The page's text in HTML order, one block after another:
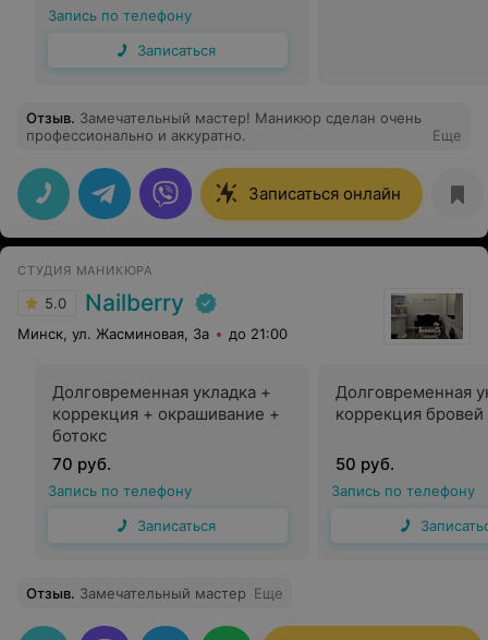
Запись по телефону
Записаться
Отзыв. Замечательный мастер! Маникюр сделан очень
профессионально и аккуратно.
Еще
Записаться онлайн
СТУДИЯ МАНИКЮРА
5.0 Nailberry
Минск, ул. Жасминовая, 3а до 21:00
Долговременная укладка +
коррекция + окрашивание +
ботокс
70 руб.
Запись по телефону
Записаться
Долговременная
коррекция бровей
50 руб.
Запись по телефону
Отзыв. Замечательный мастер Еще